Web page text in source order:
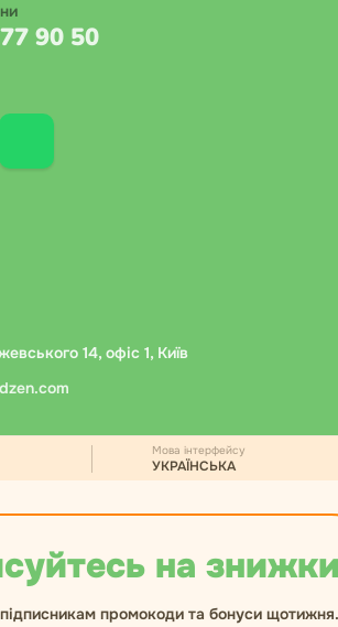
90 50
14, офіс 1, Київ
на
промокоди та бонуси щотижня.
Мова інтерфейсу
УКРАЇНСЬКА